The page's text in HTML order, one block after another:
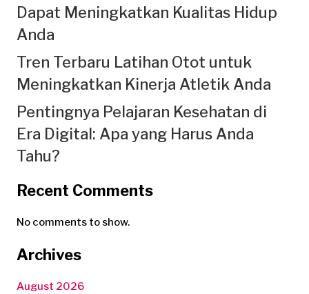
Dapat Meningkatkan Kualitas Hidup
Anda
Tren Terbaru Latihan Otot untuk
Meningkatkan Kinerja Atletik Anda
Pentingnya Pelajaran Kesehatan di
Era Digital: Apa yang Harus Anda
Tahu?
Recent Comments
No comments to show.
Archives
August 2026